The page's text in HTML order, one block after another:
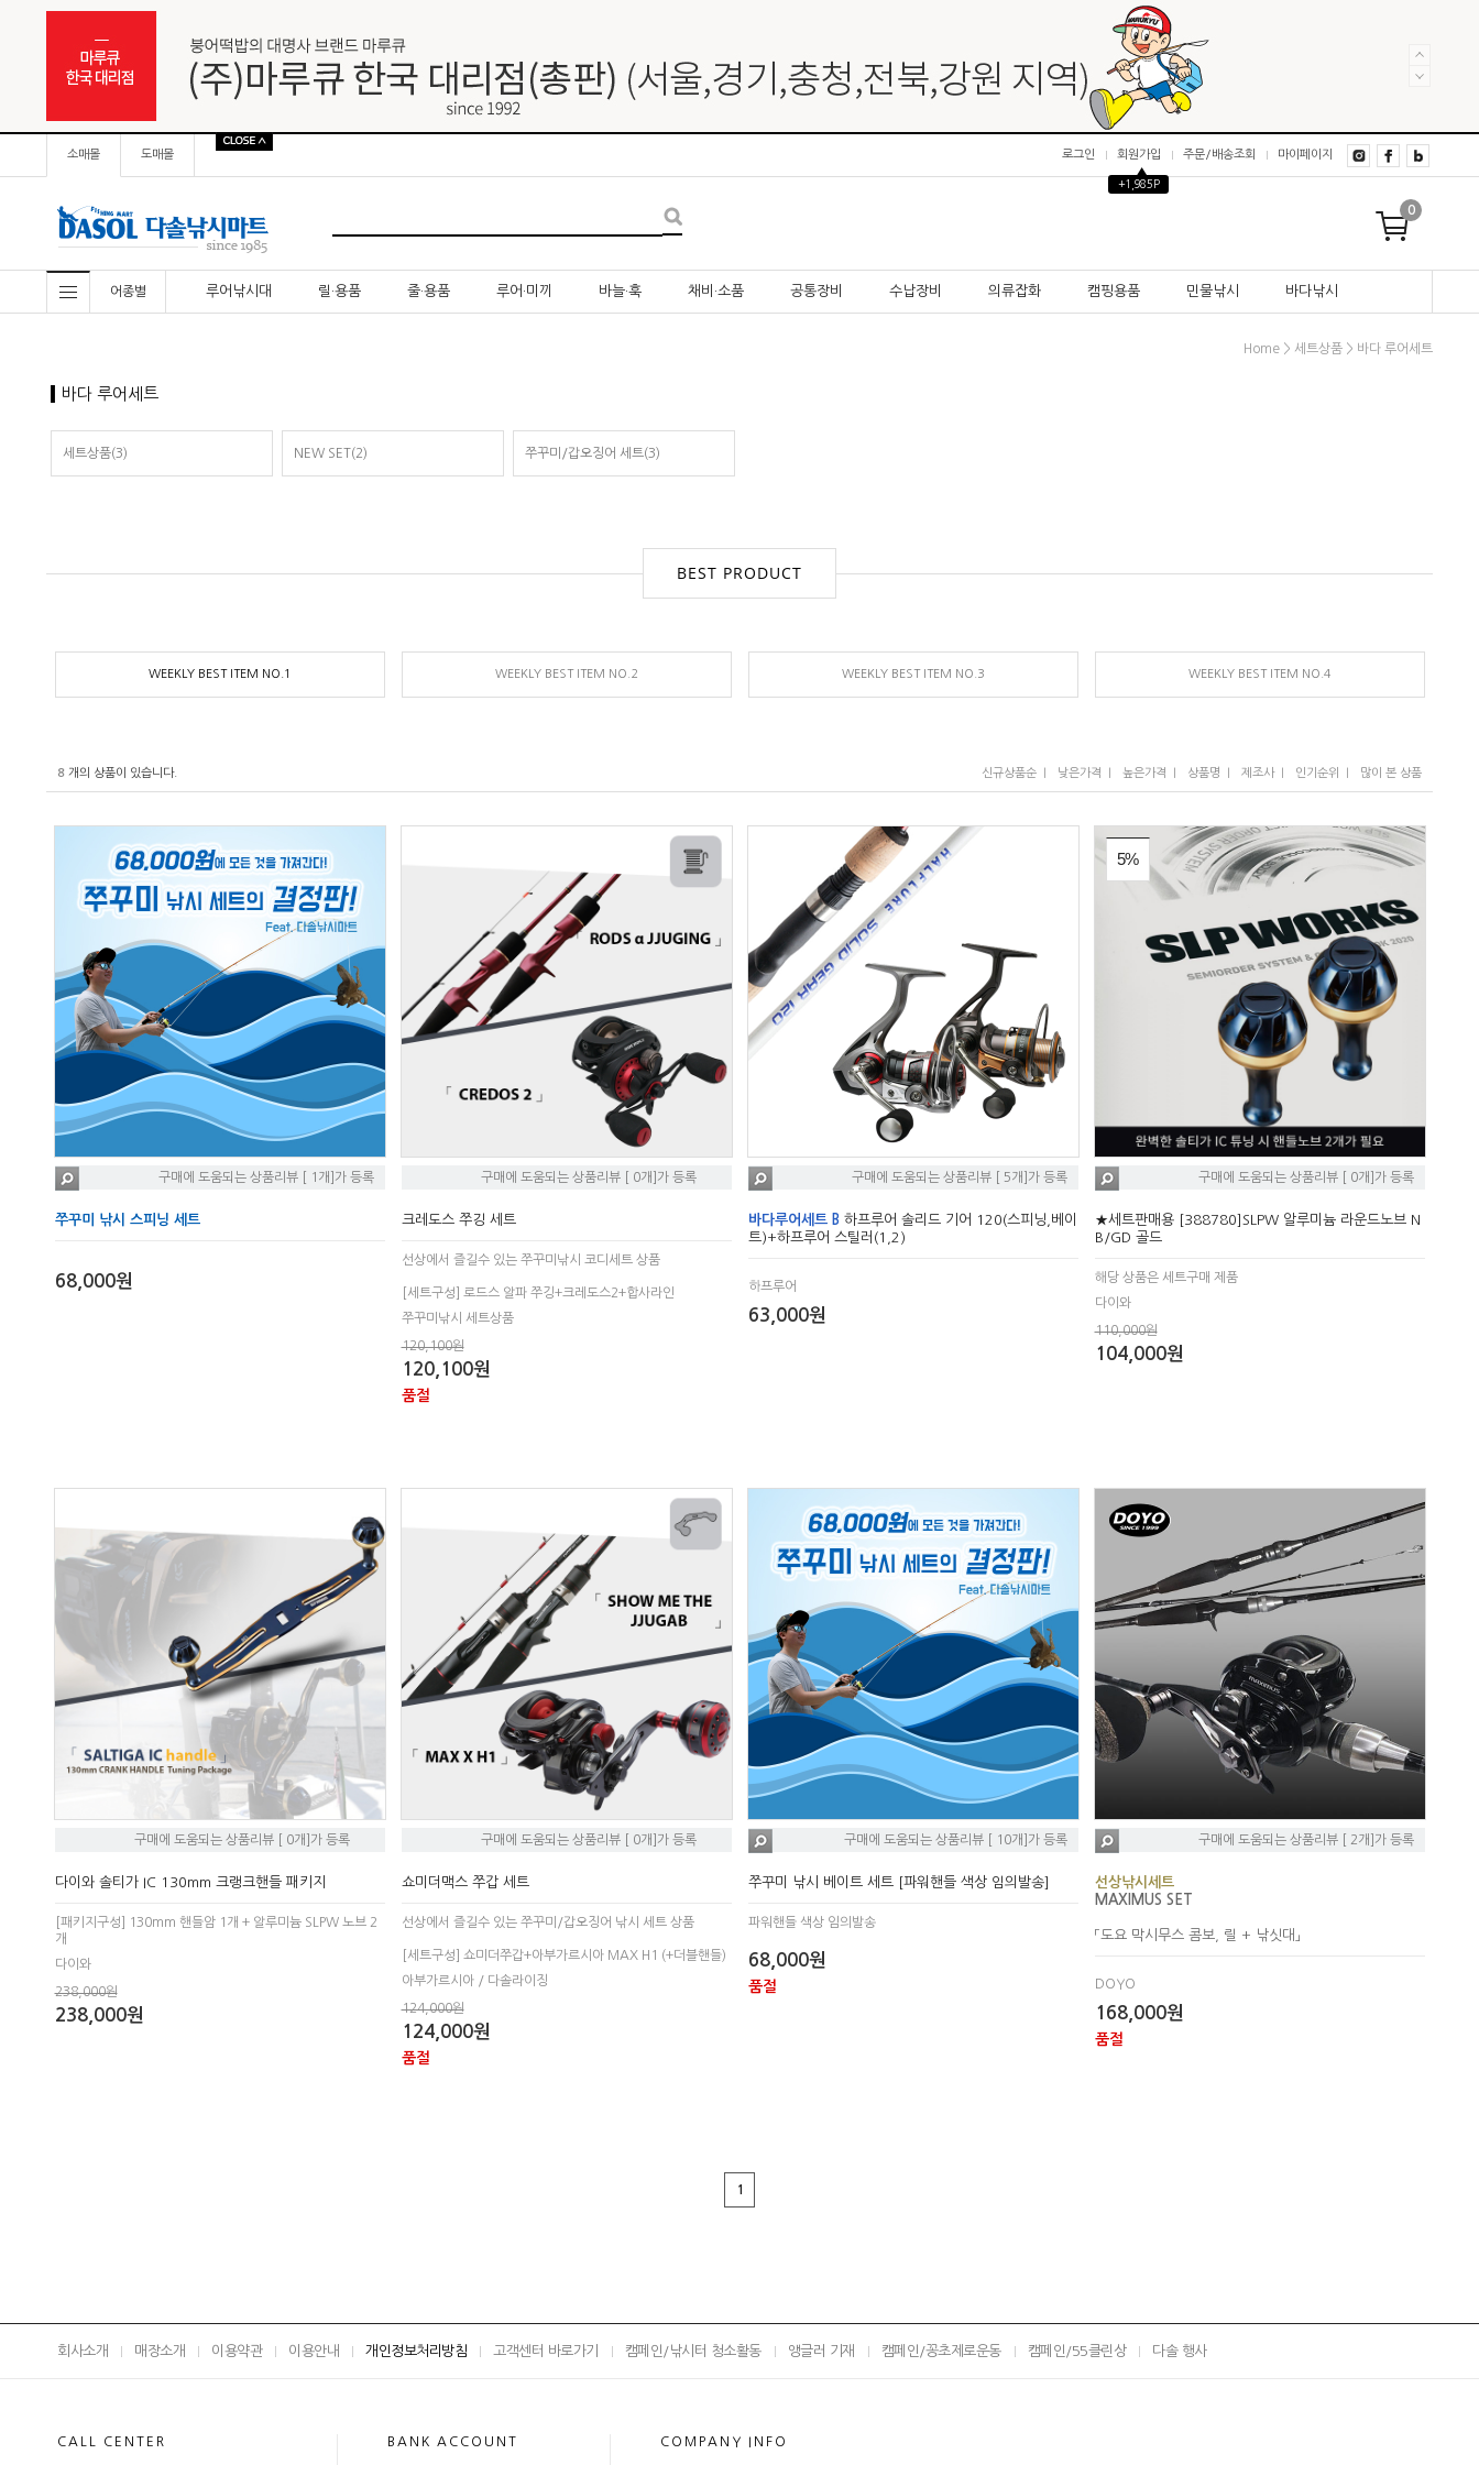
소매몰 도매몰 로그인 회원가입
▲
+1,985P
주문/배송조회 마이페이지
0
어종별 루어낚시대 릴·용품 줄·용품 루어·미끼 바늘·훅 채비·소품 공통장비 수납장비 의류잡화 캠핑용품 민물낚시 바다낚시
Home > 세트상품 > 바다 루어세트
바다 루어세트
세트상품(3) NEW SET(2) 쭈꾸미/갑오징어 세트(3)
BEST PRODUCT
WEEKLY BEST ITEM NO.1 WEEKLY BEST ITEM NO.2 WEEKLY BEST ITEM NO.3 WEEKLY BEST ITEM NO.4
8 개의 상품이 있습니다. 신규상품순 낮은가격 높은가격 상품명 제조사I 인기순위 많이 본 상품
구매에 도움되는 상품리뷰 [ 1개]가 등록
쭈꾸미 낚시 스피닝 세트
68,000원
구매에 도움되는 상품리뷰 [ 0개]가 등록
크레도스 쭈깅 세트
선상에서 즐길수 있는 쭈꾸미낚시 코디세트 상품
[세트구성] 로드스 알파 쭈깅+크레도스2+합사라인
쭈꾸미낚시 세트상품
120,100원
120,100원
품절
구매에 도움되는 상품리뷰 [ 5개]가 등록
바다루어세트 B 하프루어 솔리드 기어 120(스피닝,베이
트)+하프루어 스틸러(1,2)
하프루어
63,000원
5%
구매에 도움되는 상품리뷰 [ 0개]가 등록
★세트판매용 [388780]SLPW 알루미늄 라운드노브 N
B/GD 골드
해당 상품은 세트구매 제품
다이와
110,000원
104,000원
구매에 도움되는 상품리뷰 [ 0개]가 등록
다이와 솔티가 IC 130mm 크랭크핸들 패키지
[패키지구성] 130mm 핸들암 1개 + 알루미늄 SLPW 노브 2
개
다이와
238,000원
238,000원
구매에 도움되는 상품리뷰 [ 0개]가 등록
쇼미더맥스 쭈갑 세트
선상에서 즐길수 있는 쭈꾸미/갑오징어 낚시 세트 상품
[세트구성] 쇼미더쭈갑+아부가르시아 MAX H1 (+더블핸들)
아부가르시아 / 다솔라이징
124,000원
124,000원
품절
구매에 도움되는 상품리뷰 [ 10개]가 등록
쭈꾸미 낚시 베이트 세트 [파워핸들 색상 임의발송]
파워핸들 색상 임의발송
68,000원
품절
구매에 도움되는 상품리뷰 [ 2개]가 등록
선상낚시세트
MAXIMUS SET
「도요 막시무스 콤보, 릴 + 낚싯대」
DOYO
168,000원
품절
1
회사소개 매장소개 이용약관 이용안내 개인정보처리방침 고객센터 바로가기 캠페인/낚시터 청소활동 앵글러 기재 캠페인/꽁초제로운동 캠페인/55클린상 다솔 행사
CALL CENTER BANK ACCOUNT COMPANY INFO